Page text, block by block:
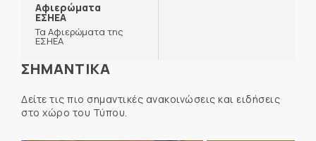
Αφιερώματα
ΕΣΗΕΑ
Τα Αφιερώματα της
ΕΣΗΕΑ
ΣΗΜΑΝΤΙΚΑ
Δείτε τις πιο σημαντικές ανακοινώσεις και ειδήσεις
στο χώρο του Τύπου.